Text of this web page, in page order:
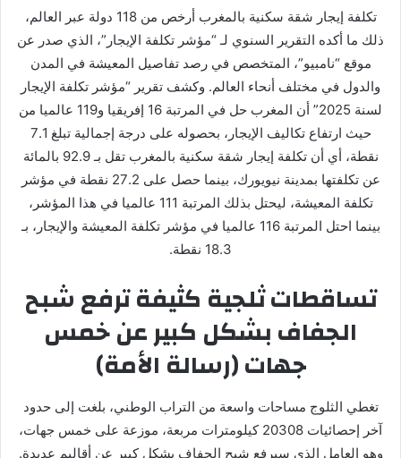
تكلفة إيجار شقة سكنية بالمغرب أرخص من 118 دولة عبر العالم،
ذلك ما أكده التقرير السنوي لـ “مؤشر تكلفة الإيجار”، الذي صدر عن
موقع “نامبيو”، المتخصص في رصد تفاصيل المعيشة في المدن
والدول في مختلف أنحاء العالم. وكشف تقرير “مؤشر تكلفة الإيجار
لسنة 2025” أن المغرب حل في المرتبة 16 إفريقيا و119 عالميا من
حيث ارتفاع تكاليف الإيجار، بحصوله على درجة إجمالية تبلغ 7.1
نقطة، أي أن تكلفة إيجار شقة سكنية بالمغرب تقل بـ 92.9 بالمائة
عن تكلفتها بمدينة نيويورك، بينما حصل على 27.2 نقطة في مؤشر
تكلفة المعيشة، ليحتل بذلك المرتبة 111 عالميا في هذا المؤشر،
بينما احتل المرتبة 116 عالميا في مؤشر تكلفة المعيشة والإيجار، بـ
18.3 نقطة.
تساقطات ثلجية كثيفة ترفع شبح
الجفاف بشكل كبير عن خمس
جهات (رسالة الأمة)
تغطي الثلوج مساحات واسعة من التراب الوطني، بلغت إلى حدود
آخر إحصائيات 20308 كيلومترات مربعة، موزعة على خمس جهات،
وهو العامل الذي سيرفع شبح الجفاف بشكل كبير عن أقاليم عديدة.